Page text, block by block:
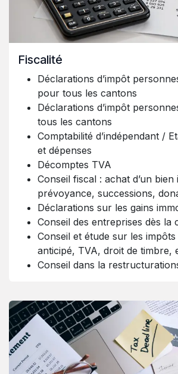
Fiscalité
Déclarations d’impôt
pour tous les cantons
Déclarations d’impôt
tous les cantons
Comptabilité d’indépendant /
et dépenses
Décomptes TVA
Conseil fiscal : achat d’un bien
prévoyance, successions,
Déclarations sur les gains
Conseil des entreprises dès la
Conseil et étude sur les
anticipé, TVA, droit de timbre,
Conseil dans la